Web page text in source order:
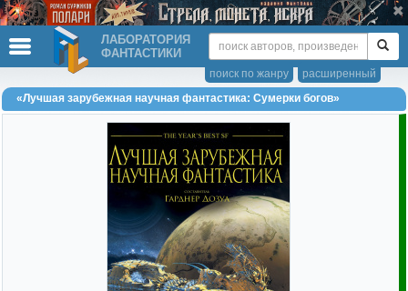
ЛАБОРАТОРИЯ
ФАНТАСТИКИ
расширенный
поиск по жанру
«Лучшая зарубежная научная фантастика: Сумерки богов»